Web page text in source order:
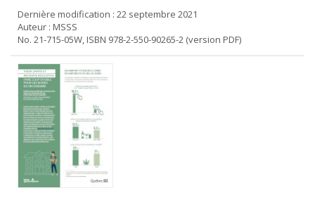
Dernière modification : 22 septembre 2021
Auteur : MSSS
No. 21-715-05W, ISBN 978-2-550-90265-2 (version PDF)